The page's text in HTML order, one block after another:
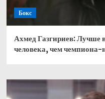
Бокс
Ахмед Газгириев: Лучше
человека, чем чемпиона-